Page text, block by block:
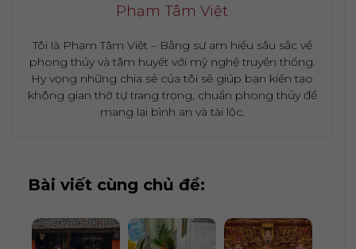
Phạm Tâm Việt
Tôi là Phạm Tâm Việt – Bằng sự am hiểu sâu sắc về
phong thủy và tâm huyết với mỹ nghệ truyền thống.
Hy vọng những chia sẻ của tôi sẽ giúp bạn kiến tạo
không gian thờ tự trang trọng, chuẩn phong thủy để
mang lại bình an và tài lộc.
Bài viết cùng chủ đề: